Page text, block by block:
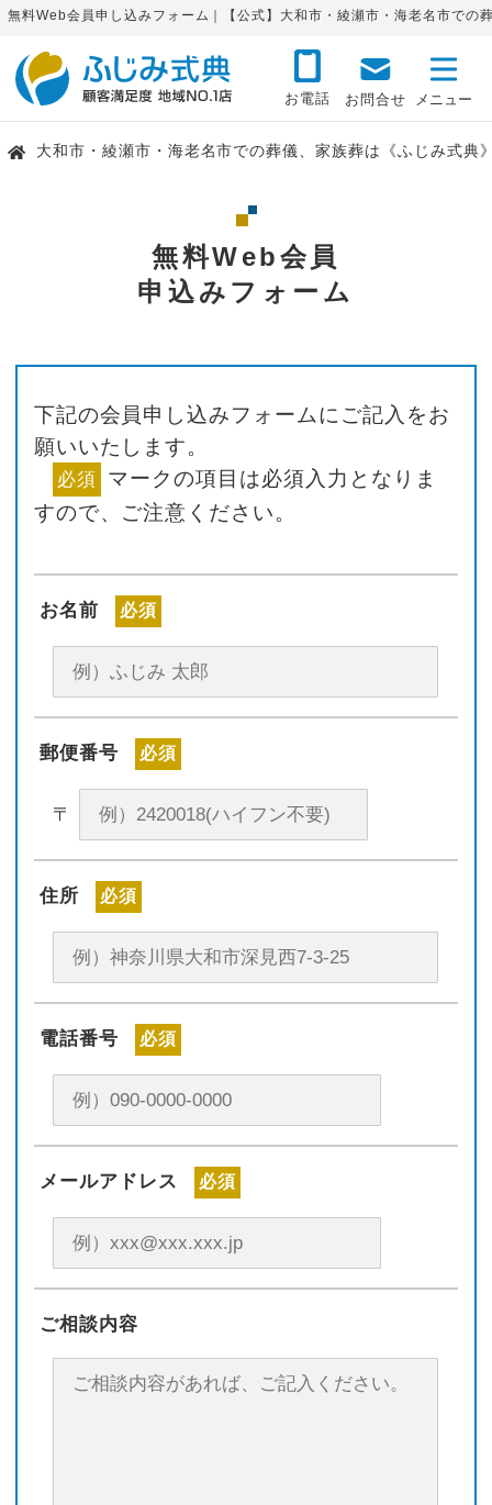
無料Web会員申し込みフォーム｜【公式】大和市・綾瀬市・海老名市での
お電話 お問合せ
大和市・綾瀬市・海老名市での葬儀、家族葬は《ふじみ式典
無料Web会員
申込みフォーム
下記の会員申し込みフォームにご記入をお
願いいたします。
必須 マークの項目は必須入力となりま
すので、ご注意ください。
お名前 必須
郵便番号 必須
〒
住所 必須
電話番号 必須
メールアドレス 必須
ご相談内容